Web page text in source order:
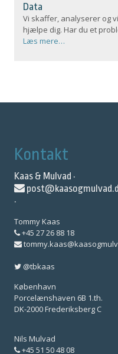
Data
Vi skaffer, analyserer og
hjælpe dig. Har du et
Læs mere…
Kontakt
Kaas & Mulvad ·
·
Tommy Kaas
+45 27 26 88 18
@tbkaas
København
Porcelænshaven 6B 1.th.
DK-2000 Frederiksberg C
Nils Mulvad
+45 51 50 48 08